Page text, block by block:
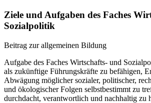
Ziele und Aufgaben des Faches
Sozialpolitik
Beitrag zur allgemeinen Bildung
Aufgabe des Faches Wirtschafts- und
als zukünftige Führungskräfte zu befähigen,
Abwägung möglicher sozialer, politischer,
und ökologischer Folgen selbstbestimmt zu
durchdacht, verantwortlich und nachhaltig zu